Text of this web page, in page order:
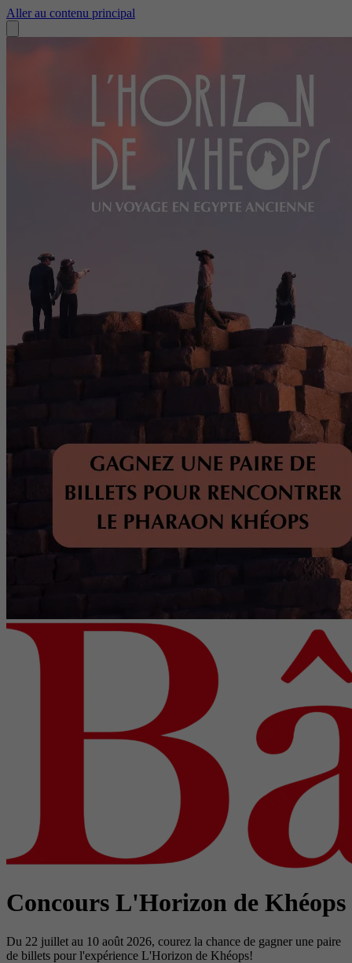
Aller au contenu principal
Concours L'Horizon de Khéops
Du 22 juillet au 10 août 2026, courez la chance de gagner une paire
de billets pour l'expérience L'Horizon de Khéops!